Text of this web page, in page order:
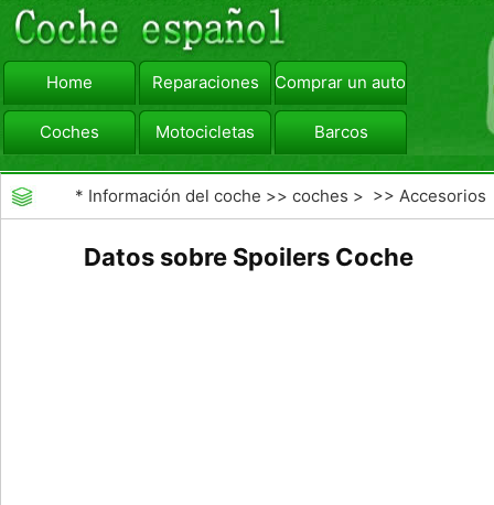
Home Reparaciones Comprar un automóvil
Coches Motocicletas Barcos
viajar Camiones
* Información del coche >>coches > >>Accesorios
Datos sobre Spoilers Coche